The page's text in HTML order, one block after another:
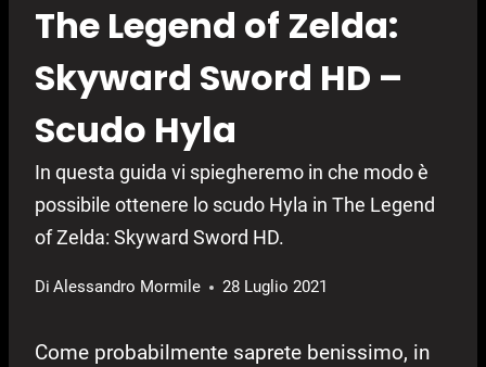
The Legend of Zelda:
Skyward Sword HD –
Scudo Hyla
In questa guida vi spiegheremo in che modo è
possibile ottenere lo scudo Hyla in The Legend
of Zelda: Skyward Sword HD.
Di Alessandro Mormile 28 Luglio 2021
Come probabilmente saprete benissimo, in